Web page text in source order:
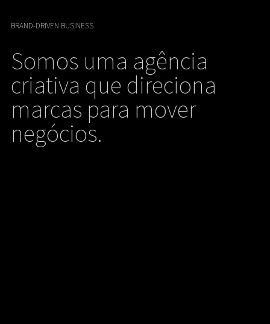
BRAND-DRIVEN BUSINESS
Somos uma agência
criativa que direciona
marcas para mover
negócios.